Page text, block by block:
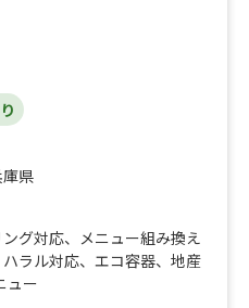
県
グ対応、
メニュー組み換え
ハラル対応、 エコ容器、 地産
ュー